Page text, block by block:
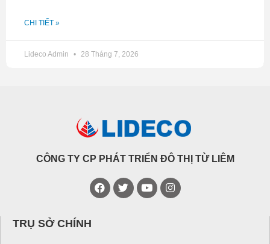
CHI TIẾT »
Lideco Admin 28 Tháng 7, 2026
CÔNG TY CP PHÁT TRIỂN ĐÔ THỊ TỪ LIÊM
TRỤ SỞ CHÍNH